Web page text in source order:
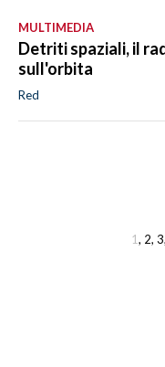
MULTIMEDIA
Detriti spaziali, il
sull'orbita
Red
1 2 3